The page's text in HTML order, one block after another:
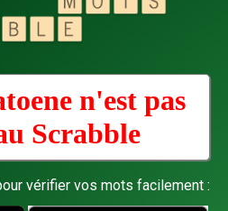
n'est pas
Scrabble
vérifier vos mots facilement :